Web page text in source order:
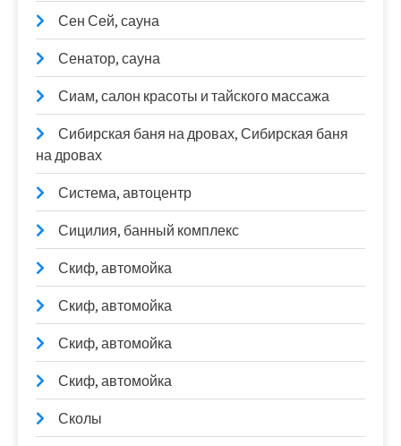
Сен Сей, сауна
Сенатор, сауна
Сиам, салон красоты и тайского массажа
Сибирская баня на дровах, Сибирская баня
на дровах
Система, автоцентр
Сицилия, банный комплекс
Скиф, автомойка
Скиф, автомойка
Скиф, автомойка
Скиф, автомойка
Сколы